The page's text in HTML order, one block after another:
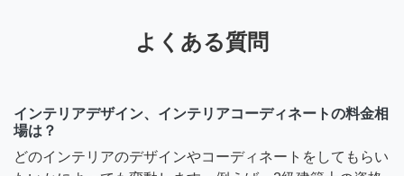
よくある質問
インテリアデザイン、インテリアコーディネートの料金相
場は？
どのインテリアのデザインやコーディネートをしてもらい